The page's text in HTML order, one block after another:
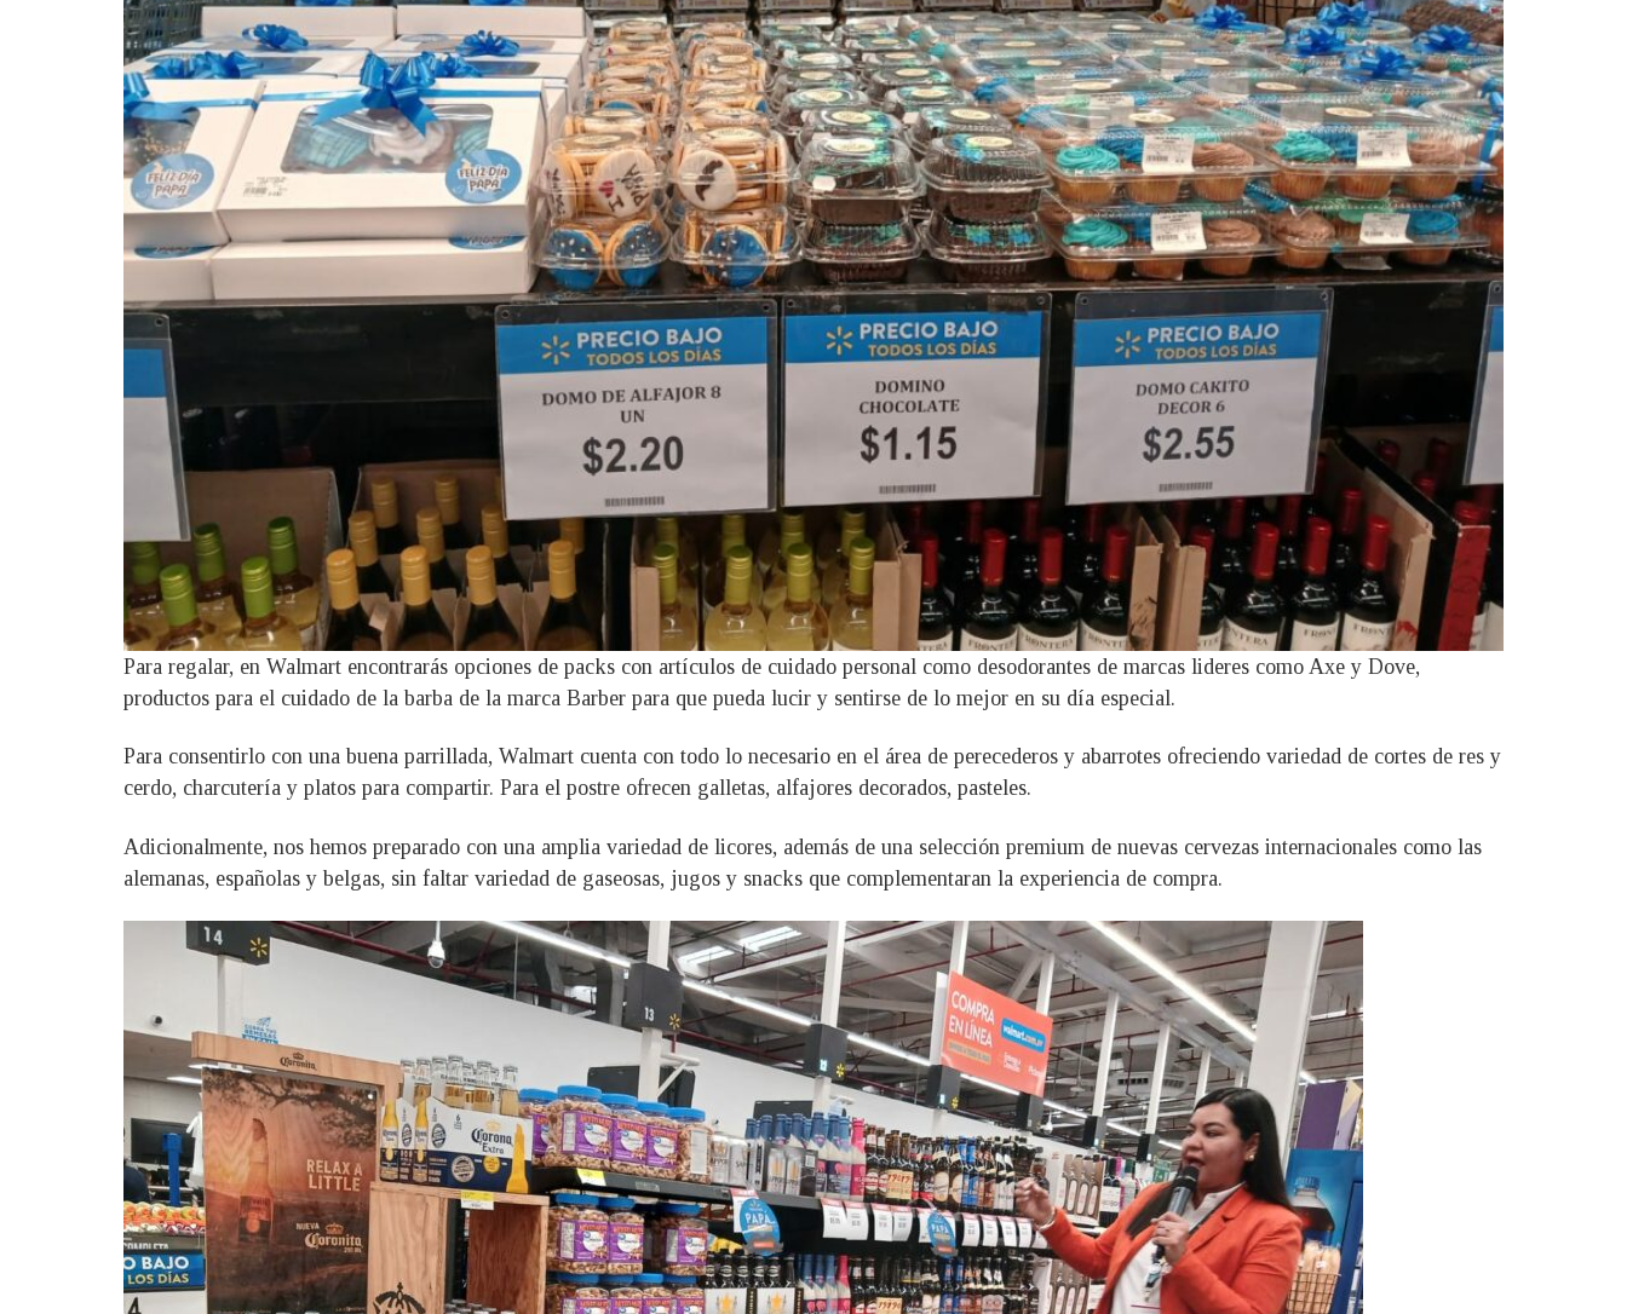
Para regalar, en Walmart encontrarás opciones de packs con artículos de cuidado personal como desodorantes de marcas lideres como Axe y Dove,
productos para el cuidado de la barba de la marca Barber para que pueda lucir y sentirse de lo mejor en su día especial.
Para consentirlo con una buena parrillada, Walmart cuenta con todo lo necesario en el área de perecederos y abarrotes ofreciendo variedad de cortes de res y
cerdo, charcutería y platos para compartir. Para el postre ofrecen galletas, alfajores decorados, pasteles.
Adicionalmente, nos hemos preparado con una amplia variedad de licores, además de una selección premium de nuevas cervezas internacionales como las
alemanas, españolas y belgas, sin faltar variedad de gaseosas, jugos y snacks que complementaran la experiencia de compra.